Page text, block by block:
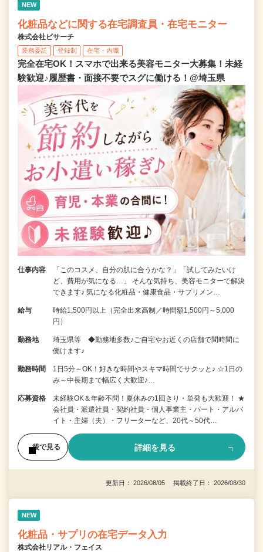
NEW
化粧品などに関する在宅調査員・在宅モニター
株式会社ビサーチ
業務委託 登録制 在宅・内職
完全在宅OK！スマホで出来る美容モニター大募集！未経
験歓迎♪履歴書・面接不要でスグに働ける！@埼玉県
仕事内容
「このコスメ、自分の肌に合うかな？」「試してみたいけ
ど、費用が気になる…」 そんな気持ち、美容モニターで解決
できます♪ 気になる化粧品・健康食品・サプリメン…
給与
時給1,500円以上（完全出来高制／時間額1,500円～5,000
円）
勤務地
埼玉県等 ◆勤務地多数♪ご自宅やお近くの店舗で間時間に
働けます♪
勤務時間
1日5分～OK！好きな時間やスキマ時間でサクッと♪ ☆1日の
み～中長期まで幅広く大歓迎♪…
応募資格
未経験OK＆年齢不問！夏休みの1回きり・単発も大歓迎！ ★
会社員・派遣社員・契約社員・個人事業主・パート・アルバ
イト・主婦（夫）・フリーターなど、20代～50代…
後で見る 詳細を見る
更新日： 2026/08/05 掲載終了日： 2026/08/30
NEW
化粧品・サプリの在宅データ入力
株式会社リアル・フェイス